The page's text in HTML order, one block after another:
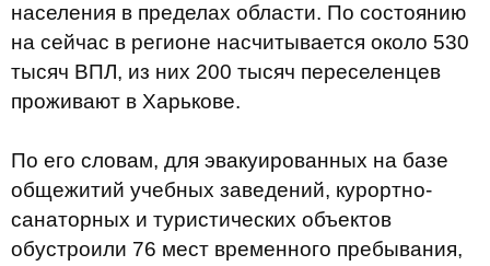
населения в пределах области. По состоянию
на сейчас в регионе насчитывается около 530
тысяч ВПЛ, из них 200 тысяч переселенцев
проживают в Харькове.
По его словам, для эвакуированных на базе
общежитий учебных заведений, курортно-
санаторных и туристических объектов
обустроили 76 мест временного пребывания,